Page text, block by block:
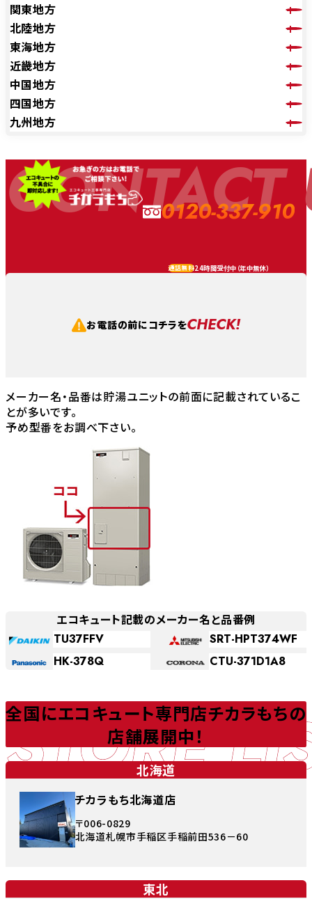
関東地方
北陸地方
東海地方
近畿地方
中国地方
四国地方
九州地方
CONTACT
0120-337-910
通話無料24時間受付中（年中無休）
お電話の前にコチラをCHECK!
メーカー名・品番は貯湯ユニットの前面に記載されているこ
とが多いです。
予め型番をお調べ下さい。
エコキュート記載のメーカー名と品番例
TU37FFV
SRT-HPT374WF
HK-378Q
CTU-371D1A8
STORE
全国にエコキュート専門店チカラもちの
店舗展開中！
北海道
チカラもち北海道店
〒006-0829
北海道札幌市手稲区手稲前田536－60
東北